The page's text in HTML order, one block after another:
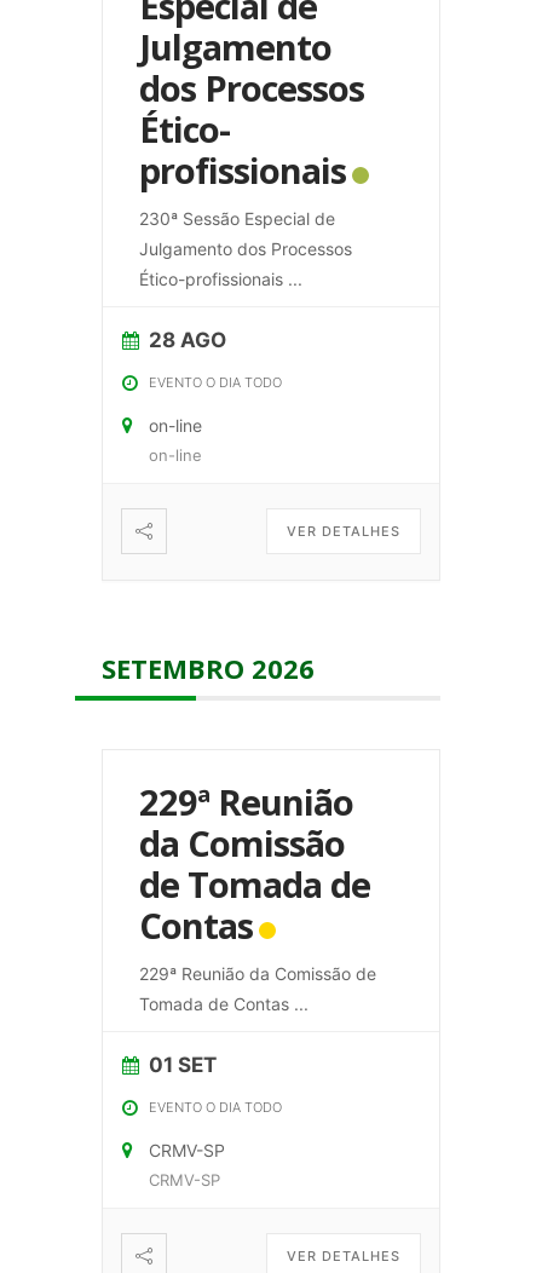
Julgamento
dos Processos
Ético-
profissionais
230ª Sessão Especial de
Julgamento dos Processos
Ético-profissionais ...
28 AGO
EVENTO O DIA TODO
on-line
on-line
VER DETALHES
SETEMBRO 2026
229ª Reunião
da Comissão
de Tomada de
Contas
229ª Reunião da Comissão de
Tomada de Contas ...
01 SET
EVENTO O DIA TODO
CRMV-SP
CRMV-SP
VER DETALHES